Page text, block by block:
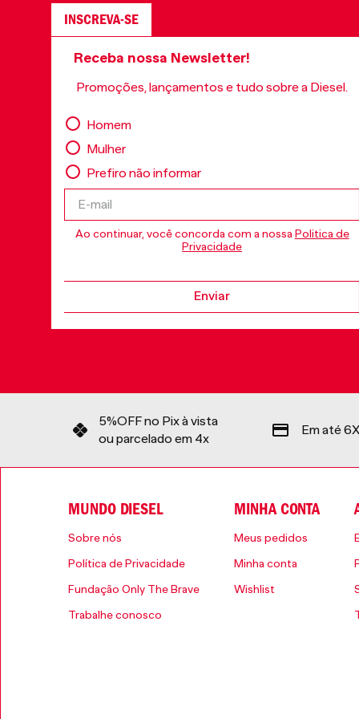
INSCREVA-SE
Receba nossa Newsletter!
Promoções, lançamentos e tudo sobre a Diesel.
Homem
Mulher
Prefiro não informar
Ao continuar, você concorda com a nossa Politica de
Privacidade
Enviar
5%OFF no Pix à vista
ou parcelado em 4x
Em até
MUNDO DIESEL
Sobre nós
Política de Privacidade
Fundação Only The Brave
Trabalhe conosco
MINHA CONTA
Meus pedidos
Minha conta
Wishlist